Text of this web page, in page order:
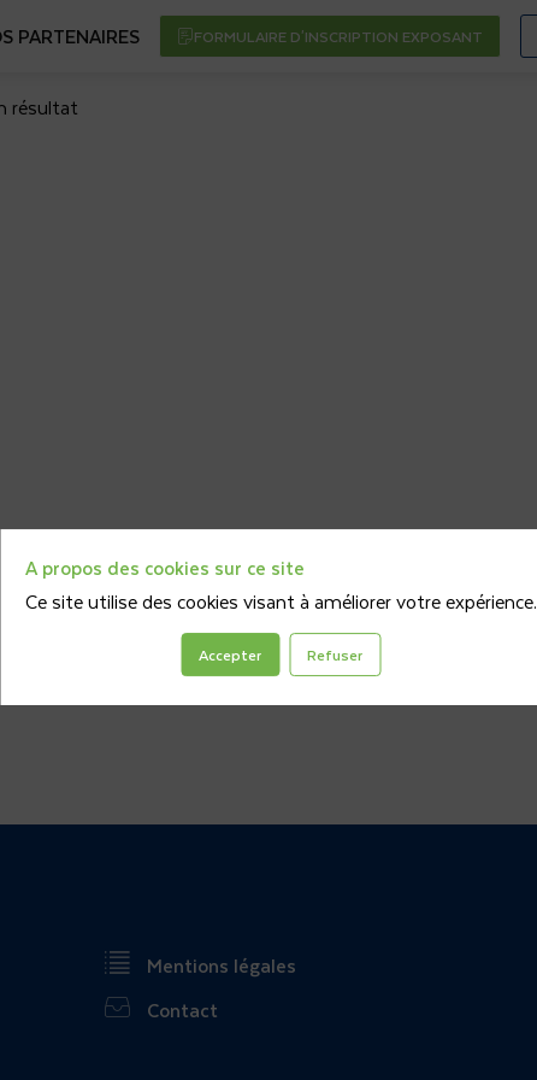
PARTENAIRES FORMULAIRE D'INSCRIPTION EXPOSANT
résultat
Mentions légales
Contact
A propos des cookies sur ce site
Ce site utilise des cookies visant à améliorer votre expérience.
Accepter Refuser